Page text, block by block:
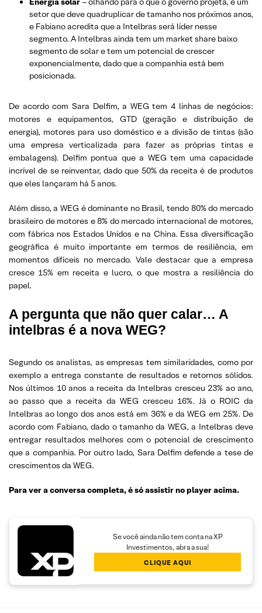
setor que deve quadruplicar de tamanho nos próximos anos,
e Fabiano acredita que a Intelbras será líder nesse
segmento. A Intelbras ainda tem um market share baixo
segmento de solar e tem um potencial de crescer
exponencialmente, dado que a companhia está bem
posicionada.
De acordo com Sara Delfim, a WEG tem 4 linhas de negócios:
motores e equipamentos, GTD (geração e distribuição de
energia), motores para uso doméstico e a divisão de tintas (são
uma empresa verticalizada para fazer as próprias tintas e
embalagens). Delfim pontua que a WEG tem uma capacidade
incrível de se reinventar, dado que 50% da receita é de produtos
que eles lançaram há 5 anos.
Além disso, a WEG é dominante no Brasil, tendo 80% do mercado
brasileiro de motores e 8% do mercado internacional de motores,
com fábrica nos Estados Unidos e na China. Essa diversificação
geográfica é muito importante em termos de resiliência, em
momentos difíceis no mercado. Vale destacar que a empresa
cresce 15% em receita e lucro, o que mostra a resiliência do
papel.
A pergunta que não quer calar… A
intelbras é a nova WEG?
Segundo os analistas, as empresas tem similaridades, como por
exemplo a entrega constante de resultados e retornos sólidos.
Nos últimos 10 anos a receita da Intelbras cresceu 23% ao ano,
ao passo que a receita da WEG cresceu 16%. Já o ROIC da
Intelbras ao longo dos anos está em 36% e da WEG em 25%. De
acordo com Fabiano, dado o tamanho da WEG, a Intelbras deve
entregar resultados melhores com o potencial de crescimento
que a companhia. Por outro lado, Sara Delfim defende a tese de
crescimentos da WEG.
Para ver a conversa completa, é só assistir no player acima.
Se você ainda não tem conta na XP
Investimentos, abra a sua!
CLIQUE AQUI